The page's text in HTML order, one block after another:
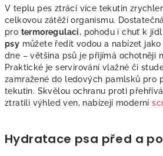
r
v
k
y
v
ý
p
i
u
V teplu pes ztrácí více tekutin
celkovou zátěží organismu. Dostatečná
pro termoregulaci, pohodu i chuť k
psy můžete ředit vodou a nabízet
dne – většina psů je přijímá ochotněji
Praktické je servírování vlažné či
zamražené do ledových pamlsků pro
tekutin. Skvělou ochranu proti
ztratili výhled ven, nabízejí moderní
Hydratace psa před a